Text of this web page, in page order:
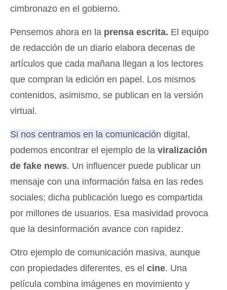
cimbronazo en el gobierno.
Pensemos ahora en la prensa escrita. El equipo
de redacción de un diario elabora decenas de
artículos que cada mañana llegan a los lectores
que compran la edición en papel. Los mismos
contenidos, asimismo, se publican en la versión
virtual.
Si nos centramos en la comunicación digital,
podemos encontrar el ejemplo de la viralización
de fake news. Un influencer puede publicar un
mensaje con una información falsa en las redes
sociales; dicha publicación luego es compartida
por millones de usuarios. Esa masividad provoca
que la desinformación avance con rapidez.
Otro ejemplo de comunicación masiva, aunque
con propiedades diferentes, es el cine. Una
película combina imágenes en movimiento y